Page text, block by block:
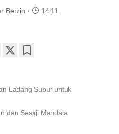
Berzin 14:11
Ladang Subur untuk
dan Sesaji Mandala